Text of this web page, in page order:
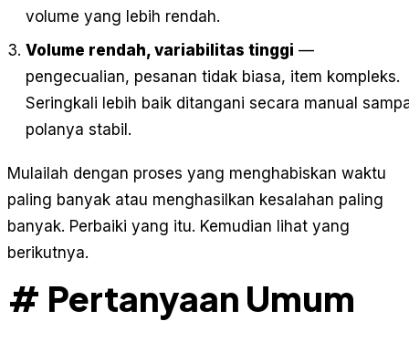
volume yang lebih rendah.
Volume rendah, variabilitas tinggi —
pengecualian, pesanan tidak biasa, item kompleks.
Seringkali lebih baik ditangani secara manual
polanya stabil.
Mulailah dengan proses yang menghabiskan waktu
paling banyak atau menghasilkan kesalahan paling
banyak. Perbaiki yang itu. Kemudian lihat yang
berikutnya.
# Pertanyaan Umum